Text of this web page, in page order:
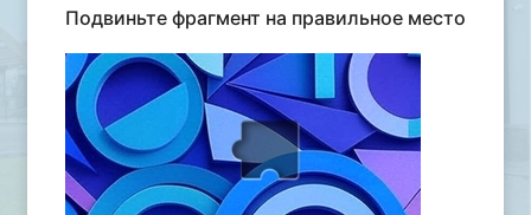
Подвиньте фрагмент на правильное место